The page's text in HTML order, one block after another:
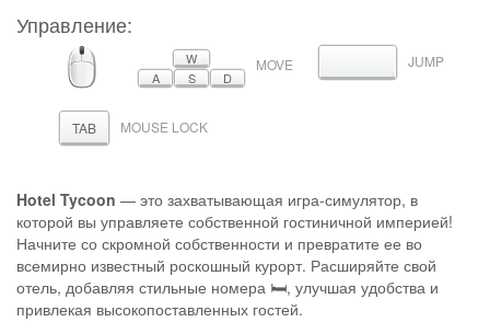
Управление:
МЫШЬ
W
A
S D
MOVE ПРОБЕЛJUMP
TAB MOUSE LOCK
Hotel Tycoon — это захватывающая игра-симулятор, в
которой вы управляете собственной гостиничной империей!
Начните со скромной собственности и превратите ее во
всемирно известный роскошный курорт. Расширяйте свой
отель, добавляя стильные номера 🛏️, улучшая удобства и
привлекая высокопоставленных гостей.